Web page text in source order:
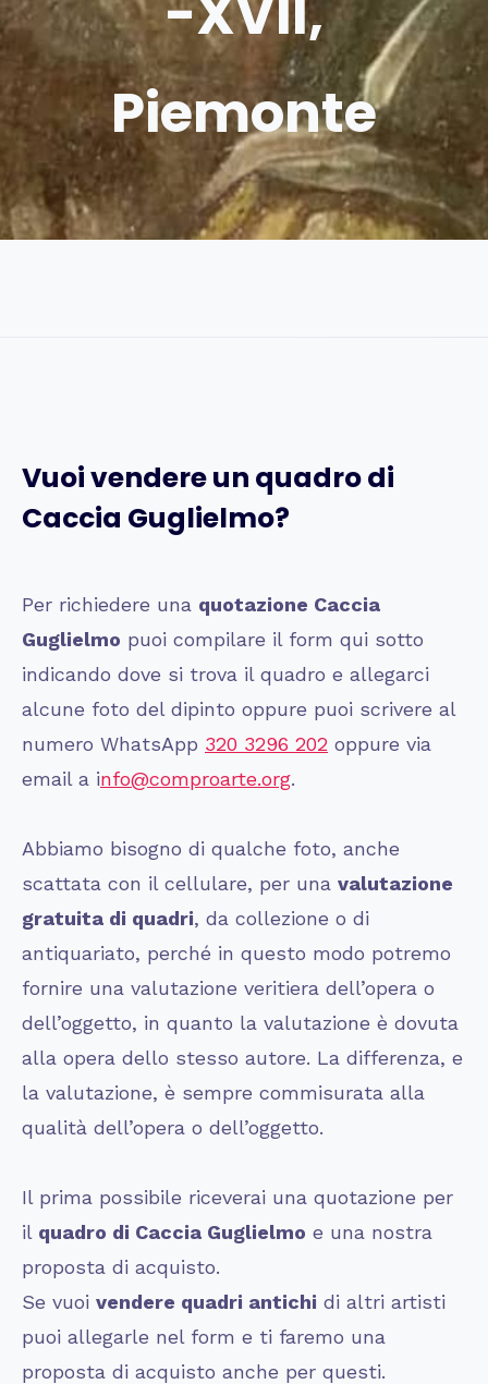
-XVII,
Piemonte
Vuoi vendere un quadro di
Caccia Guglielmo?
Per richiedere una quotazione Caccia
Guglielmo puoi compilare il form qui sotto
indicando dove si trova il quadro e allegarci
alcune foto del dipinto oppure puoi scrivere al
numero WhatsApp 320 3296 202 oppure via
email a info@comproarte.org.
Abbiamo bisogno di qualche foto, anche
scattata con il cellulare, per una valutazione
gratuita di quadri, da collezione o di
antiquariato, perché in questo modo potremo
fornire una valutazione veritiera dell’opera o
dell’oggetto, in quanto la valutazione è dovuta
alla opera dello stesso autore. La differenza, e
la valutazione, è sempre commisurata alla
qualità dell’opera o dell’oggetto.
Il prima possibile riceverai una quotazione per
il quadro di Caccia Guglielmo e una nostra
proposta di acquisto.
Se vuoi vendere quadri antichi di altri artisti
puoi allegarle nel form e ti faremo una
proposta di acquisto anche per questi.